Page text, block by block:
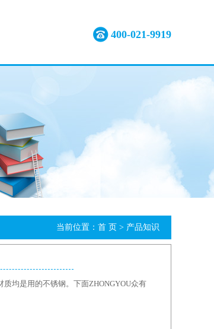
400-021-9919
当前位置： 首 页 > 产品知识
质均是用的不锈钢。下面ZHONGYOU众有